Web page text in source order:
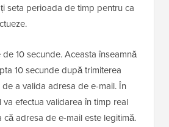
seta perioada de timp pentru ca
10 secunde. Aceasta înseamnă
10 secunde după trimiterea
a valida adresa de e-mail. În
efectua validarea în timp real
că adresa de e-mail este legitimă.